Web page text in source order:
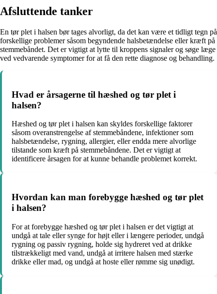
Afsluttende tanker
En tør plet i halsen bør tages alvorligt, da det kan være et tidligt tegn på
forskellige problemer såsom begyndende halsbetændelse eller kræft på
stemmebåndet. Det er vigtigt at lytte til kroppens signaler og søge læge
ved vedvarende symptomer for at få den rette diagnose og behandling.
Hvad er årsagerne til hæshed og tør plet i
halsen?
Hæshed og tør plet i halsen kan skyldes forskellige faktorer
såsom overanstrengelse af stemmebåndene, infektioner som
halsbetændelse, rygning, allergier, eller endda mere alvorlige
tilstande som kræft på stemmebåndene. Det er vigtigt at
identificere årsagen for at kunne behandle problemet korrekt.
Hvordan kan man forebygge hæshed og tør plet
i halsen?
For at forebygge hæshed og tør plet i halsen er det vigtigt at
undgå at tale eller synge for højt eller i længere perioder, undgå
rygning og passiv rygning, holde sig hydreret ved at drikke
tilstrækkeligt med vand, undgå at irritere halsen med stærke
drikke eller mad, og undgå at hoste eller rømme sig unødigt.